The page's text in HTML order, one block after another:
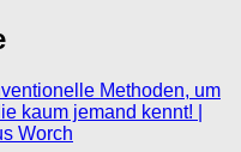
Methoden, um
kaum jemand kennt! |
Worch